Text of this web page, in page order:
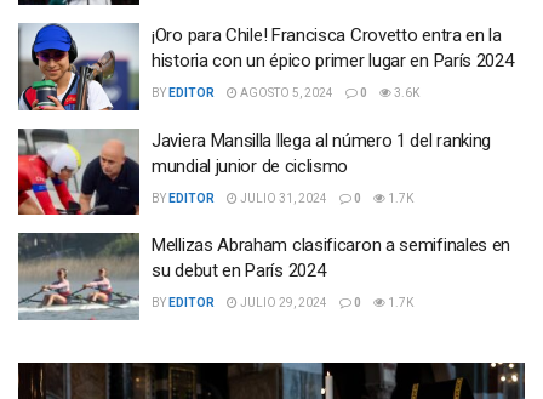
¡Oro para Chile! Francisca Crovetto entra en la
historia con un épico primer lugar en París 2024
BY EDITOR AGOSTO 5, 2024 0 3.6K
Javiera Mansilla llega al número 1 del ranking
mundial junior de ciclismo
BY EDITOR JULIO 31, 2024 0 1.7K
Mellizas Abraham clasificaron a semifinales en
su debut en París 2024
BY EDITOR JULIO 29, 2024 0 1.7K